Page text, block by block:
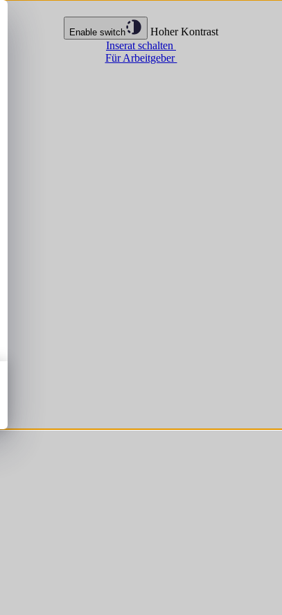
Enable switch
Hoher Kontrast
Inserat schalten
Für Arbeitgeber